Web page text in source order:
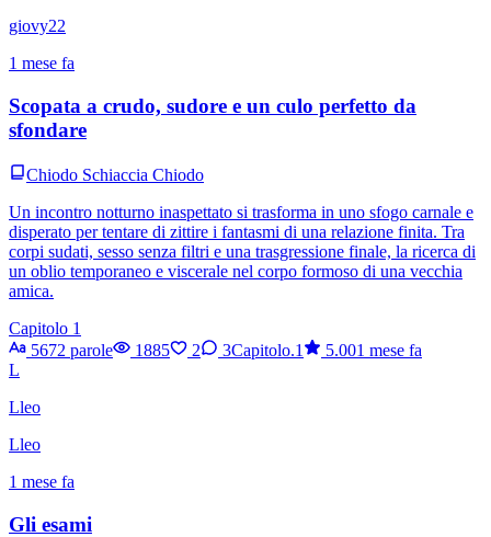
giovy22
1 mese fa
Scopata a crudo, sudore e un culo perfetto da
sfondare
Chiodo Schiaccia Chiodo
Un incontro notturno inaspettato si trasforma in uno sfogo carnale e
disperato per tentare di zittire i fantasmi di una relazione finita. Tra
corpi sudati, sesso senza filtri e una trasgressione finale, la ricerca di
un oblio temporaneo e viscerale nel corpo formoso di una vecchia
amica.
Capitolo 1
5672 parole
1885 2 3Capitolo.1 5.001 mese fa
L
Lleo
Lleo
1 mese fa
Gli esami